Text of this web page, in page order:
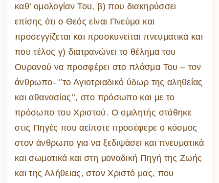
καθ’ ομολογίαν Του, β) που διακηρύσσει
επίσης ότι ο Θεός είναι Πνεύμα και
προσεγγίζεται και προσκυνείται πνευματικά και
που τέλος γ) διατρανώνει το θέλημα του
Ουρανού να προσφέρει στο πλάσμα Του – τον
άνθρωπο- ‘’το Αγιοτριαδικό ύδωρ της αληθείας
και αθανασίας’’, στο πρόσωπο και με το
πρόσωπο του Χριστού. Ο ομιλητής στάθηκε
στις Πηγές που αείποτε προσέφερε ο κόσμος
στον άνθρωπο για να ξεδιψάσει και πνευματικά
και σωματικά και στη μοναδική Πηγή της Ζωής
και της Αλήθειας, στον Χριστό μας, που